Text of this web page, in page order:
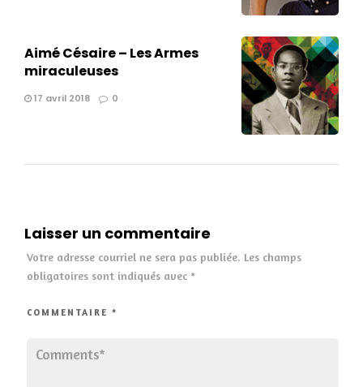
Aimé Césaire – Les Armes
miraculeuses
17 avril 2018 0
Laisser un commentaire
Votre adresse courriel ne sera pas publiée. Les champs
obligatoires sont indiqués avec *
COMMENTAIRE *